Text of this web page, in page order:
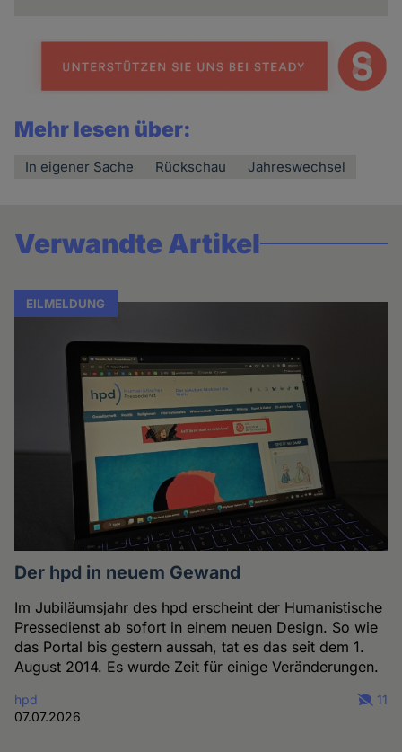
Mehr lesen über:
In eigener Sache Rückschau Jahreswechsel
Verwandte Artikel
EILMELDUNG
Der hpd in neuem Gewand
Im Jubiläumsjahr des hpd erscheint der Humanistische
Pressedienst ab sofort in einem neuen Design. So wie
das Portal bis gestern aussah, tat es das seit dem 1.
August 2014. Es wurde Zeit für einige Veränderungen.
hpd
07.07.2026
11